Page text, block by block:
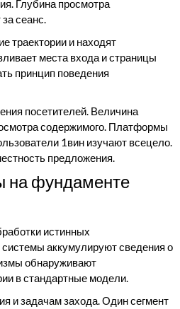
Глубина просмотра
сеанс.
траектории и находят
места входа и страницы
принцип поведения
посетителей. Величина
содержимого. Платформы
1вин изучают всецело.
предложения.
на фундаменте
истинных
системы аккумулируют сведения о
обнаруживают
в стандартные модели.
и задачам захода. Один сегмент